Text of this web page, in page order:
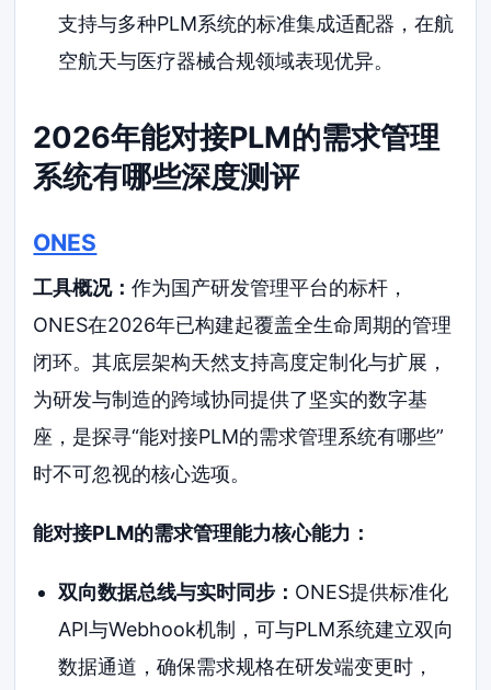
支持与多种PLM系统的标准集成适配器，在航
空航天与医疗器械合规领域表现优异。
2026年能对接PLM的需求管理
系统有哪些深度测评
ONES
工具概况：作为国产研发管理平台的标杆，
ONES在2026年已构建起覆盖全生命周期的管理
闭环。其底层架构天然支持高度定制化与扩展，
为研发与制造的跨域协同提供了坚实的数字基
座，是探寻“能对接PLM的需求管理系统有哪些”
时不可忽视的核心选项。
能对接PLM的需求管理能力核心能力：
双向数据总线与实时同步： ONES提供标准化
API与Webhook机制，可与PLM系统建立双向
数据通道，确保需求规格在研发端变更时，